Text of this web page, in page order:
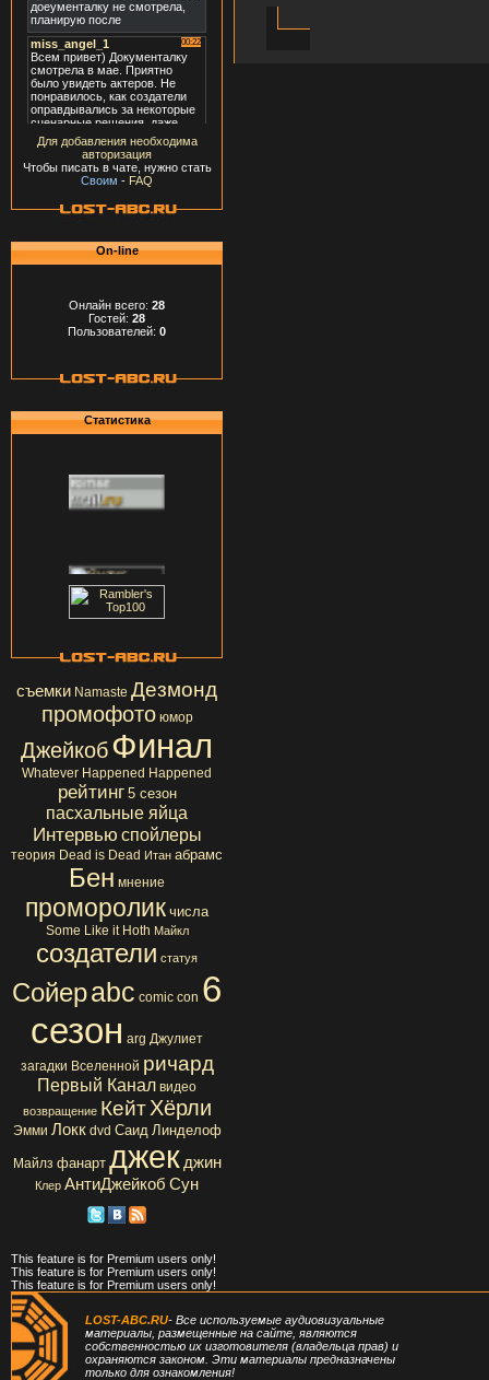
Для добавления необходима
авторизация
Чтобы писать в чате, нужно стать
Своим - FAQ
On-line
Онлайн всего: 28
Гостей: 28
Пользователей: 0
Статистика
съемки Namaste Дезмонд
промофото юмор
ДжейкобФинал
Whatever Happened Happened
рейтинг 5 сезон
пасхальные яйца
Интервью спойлеры
теория Dead is Dead Итан абрамс
Бен мнение
проморолик числа
Some Like it Hoth Майкл
создатели статуя
Сойерabc comic con 6
сезон arg Джулиет
загадки Вселенной ричард
Первый Канал видео
возвращение Кейт Хёрли
Эмми Локк dvd Саид Линделоф
Майлз фанарт джек джин
Клер АнтиДжейкоб Сун
This feature is for Premium users only!
This feature is for Premium users only!
This feature is for Premium users only!
LOST-ABC.RU- Все используемые аудиовизуальные
материалы, размещенные на сайте, являются
собственностью их изготовителя (владельца прав) и
охраняются законом. Эти материалы предназначены
только для ознакомления!